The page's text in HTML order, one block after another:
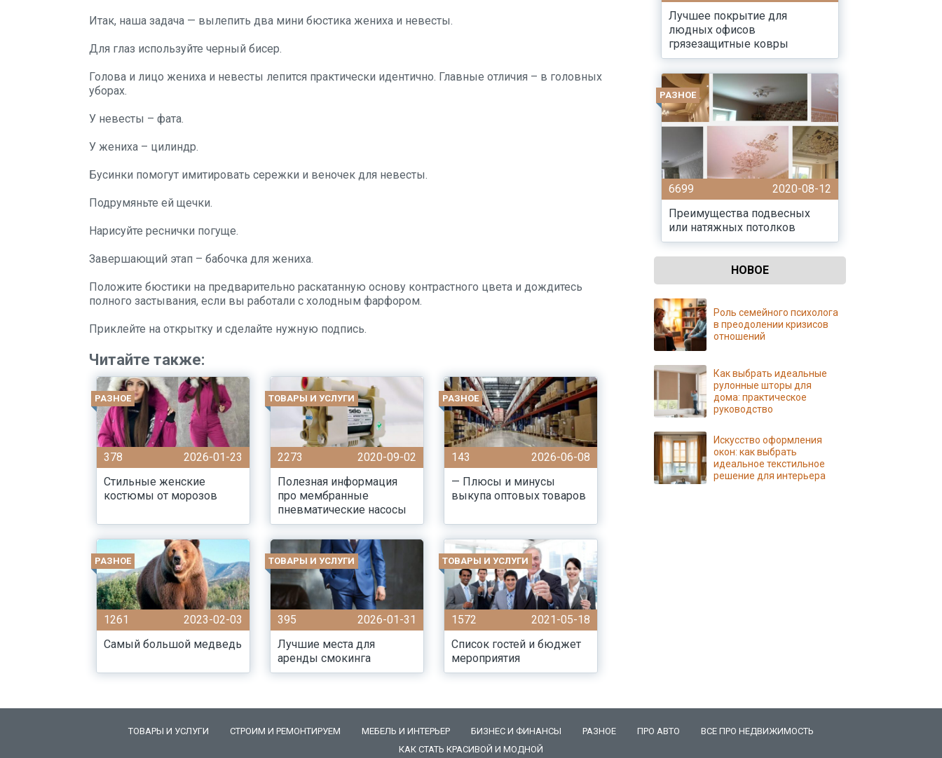
Итак, наша задача — вылепить два мини бюстика жениха и невесты.
Для глаз используйте черный бисер.
Голова и лицо жениха и невесты лепится практически идентично. Главные отличия – в головных
уборах.
У невесты – фата.
У жениха – цилиндр.
Бусинки помогут имитировать сережки и веночек для невесты.
Подрумяньте ей щечки.
Нарисуйте реснички погуще.
Завершающий этап – бабочка для жениха.
Положите бюстики на предварительно раскатанную основу контрастного цвета и дождитесь
полного застывания, если вы работали с холодным фарфором.
Приклейте на открытку и сделайте нужную подпись.
Читайте также:
РАЗНОЕ
378
2026-01-23
Стильные женские
костюмы от морозов
ТОВАРЫ И УСЛУГИ
2273
2020-09-02
Полезная информация
про мембранные
пневматические насосы
РАЗНОЕ
143
2026-06-08
— Плюсы и минусы
выкупа оптовых товаров
РАЗНОЕ
1261
2023-02-03
Самый большой медведь
ТОВАРЫ И УСЛУГИ
395
2026-01-31
Лучшие места для
аренды смокинга
ТОВАРЫ И УСЛУГИ
1572
2021-05-18
Список гостей и бюджет
мероприятия
Лучшее покрытие для
людных офисов
грязезащитные ковры
РАЗНОЕ
6699
2020-08-12
Преимущества подвесных
или натяжных потолков
НОВОЕ
Роль семейного психолога
в преодолении кризисов
отношений
Как выбрать идеальные
рулонные шторы для
дома: практическое
руководство
Искусство оформления
окон: как выбрать
идеальное текстильное
решение для интерьера
ТОВАРЫ И УСЛУГИ СТРОИМ И РЕМОНТИРУЕМ МЕБЕЛЬ И ИНТЕРЬЕР БИЗНЕС И ФИНАНСЫ РАЗНОЕ ПРО АВТО
ВСЕ ПРО НЕДВИЖИМОСТЬ
КАК СТАТЬ КРАСИВОЙ И МОДНОЙ